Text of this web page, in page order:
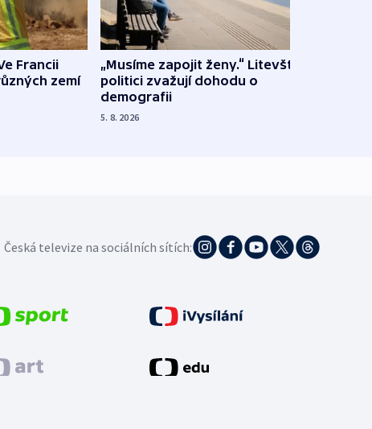
Francii
zemí
„Musíme zapojit ženy.“ Litevští
politici zvažují dohodu o
demografii
5. 8. 2026
Česká televize na sociálních sítích: